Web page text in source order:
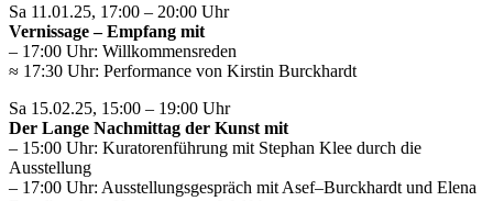
Sa 11.01.25, 17:00 – 20:00 Uhr
Vernissage – Empfang mit
– 17:00 Uhr: Willkommensreden
≈ 17:30 Uhr: Performance von Kirstin Burckhardt
Sa 15.02.25, 15:00 – 19:00 Uhr
Der Lange Nachmittag der Kunst mit
– 15:00 Uhr: Kuratorenführung mit Stephan Klee durch die
Ausstellung
– 17:00 Uhr: Ausstellungsgespräch mit Asef–Burckhardt und Elena